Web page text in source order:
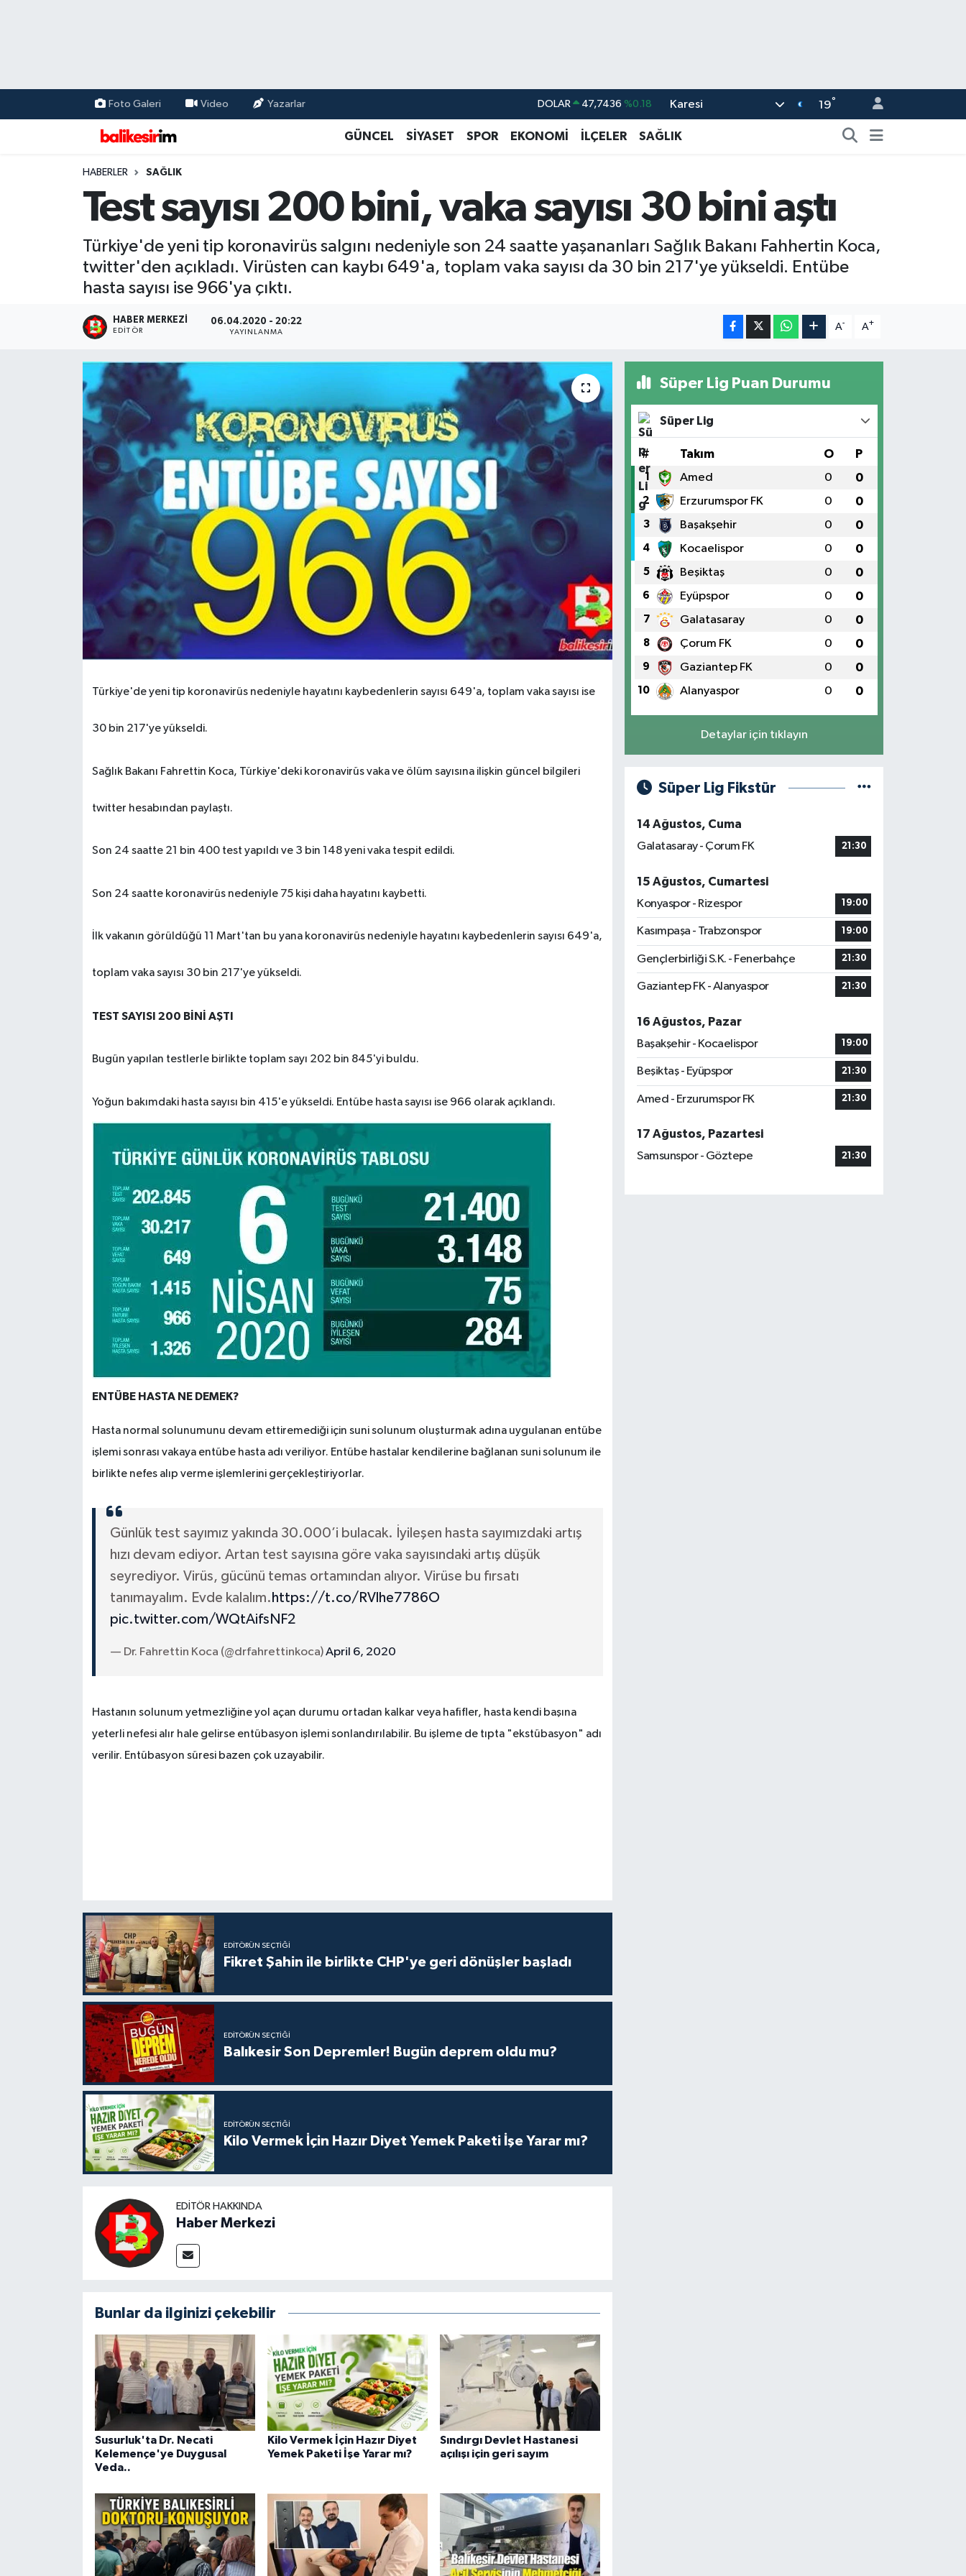
Foto Galeri Video Yazarlar DOLAR 47,7436 %0.18
EURO 55,2510 %0.32
BİST100 13.779 %-14
Karesi 19°
GÜNCEL SİYASET SPOR EKONOMİ İLÇELER SAĞLIK
HABERLER SAĞLIK
Test sayısı 200 bini, vaka sayısı 30 bini aştı
Türkiye'de yeni tip koronavirüs salgını nedeniyle son 24 saatte yaşananları Sağlık Bakanı Fahhertin Koca,
twitter'den açıkladı. Virüsten can kaybı 649'a, toplam vaka sayısı da 30 bin 217'ye yükseldi. Entübe
hasta sayısı ise 966'ya çıktı.
HABER MERKEZI
EDITÖR
06.04.2020 - 20:22
YAYINLANMA
A- A+
Türkiye'de yeni tip koronavirüs nedeniyle hayatını kaybedenlerin sayısı 649'a, toplam vaka sayısı ise
30 bin 217'ye yükseldi.
Sağlık Bakanı Fahrettin Koca, Türkiye'deki koronavirüs vaka ve ölüm sayısına ilişkin güncel bilgileri
twitter hesabından paylaştı.
Son 24 saatte 21 bin 400 test yapıldı ve 3 bin 148 yeni vaka tespit edildi.
Son 24 saatte koronavirüs nedeniyle 75 kişi daha hayatını kaybetti.
İlk vakanın görüldüğü 11 Mart'tan bu yana koronavirüs nedeniyle hayatını kaybedenlerin sayısı 649'a,
toplam vaka sayısı 30 bin 217'ye yükseldi.
TEST SAYISI 200 BİNİ AŞTI
Bugün yapılan testlerle birlikte toplam sayı 202 bin 845'yi buldu.
Yoğun bakımdaki hasta sayısı bin 415'e yükseldi. Entübe hasta sayısı ise 966 olarak açıklandı.
ENTÜBE HASTA NE DEMEK?
Hasta normal solunumunu devam ettiremediği için suni solunum oluşturmak adına uygulanan entübe
işlemi sonrası vakaya entübe hasta adı veriliyor. Entübe hastalar kendilerine bağlanan suni solunum ile
birlikte nefes alıp verme işlemlerini gerçekleştiriyorlar.
Günlük test sayımız yakında 30.000’i bulacak. İyileşen hasta sayımızdaki artış
hızı devam ediyor. Artan test sayısına göre vaka sayısındaki artış düşük
seyrediyor. Virüs, gücünü temas ortamından alıyor. Virüse bu fırsatı
tanımayalım. Evde kalalım. https://t.co/RVlhe7786O
pic.twitter.com/WQtAifsNF2
— Dr. Fahrettin Koca (@drfahrettinkoca)April 6, 2020
Hastanın solunum yetmezliğine yol açan durumu ortadan kalkar veya hafifler, hasta kendi başına
yeterli nefesi alır hale gelirse entübasyon işlemi sonlandırılabilir. Bu işleme de tıpta "ekstübasyon" adı
verilir. Entübasyon süresi bazen çok uzayabilir.
EDITÖRÜN SEÇTIĞI
Fikret Şahin ile birlikte CHP'ye geri dönüşler başladı
EDITÖRÜN SEÇTIĞI
Balıkesir Son Depremler! Bugün deprem oldu mu?
EDITÖRÜN SEÇTIĞI
Kilo Vermek İçin Hazır Diyet Yemek Paketi İşe Yarar mı?
EDITÖR HAKKINDA
Haber Merkezi
Bunlar da ilginizi çekebilir
Susurluk'ta Dr. Necati
Kelemençe'ye Duygusal
Veda..
Kilo Vermek İçin Hazır Diyet
Yemek Paketi İşe Yarar mı?
Sındırgı Devlet Hastanesi
açılışı için geri sayım
Süper Lig Puan Durumu
Süper Lig
# Takım O P
1 Amed 0 0
2 Erzurumspor FK 0 0
3 Başakşehir 0 0
4 Kocaelispor 0 0
5 Beşiktaş 0 0
6 Eyüpspor 0 0
7 Galatasaray 0 0
8 Çorum FK 0 0
9 Gaziantep FK 0 0
10 Alanyaspor 0 0
Detaylar için tıklayın
Süper Lig Fikstür
14 Ağustos, Cuma
Galatasaray - Çorum FK
21:30
15 Ağustos, Cumartesi
Konyaspor - Rizespor
19:00
Kasımpaşa - Trabzonspor 19:00
Gençlerbirliği S.K. - Fenerbahçe 21:30
Gaziantep FK - Alanyaspor 21:30
16 Ağustos, Pazar
Başakşehir - Kocaelispor
19:00
Beşiktaş - Eyüpspor 21:30
Amed - Erzurumspor FK 21:30
17 Ağustos, Pazartesi
Samsunspor - Göztepe
21:30